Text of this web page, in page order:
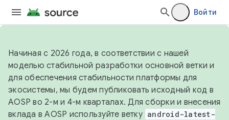
Войти
Начиная с 2026 года, в соответствии с нашей
моделью стабильной разработки основной ветки и
для обеспечения стабильности платформы для
экосистемы, мы будем публиковать исходный код в
AOSP во 2-м и 4-м кварталах. Для сборки и внесения
вклада в AOSP используйте ветку android-latest-